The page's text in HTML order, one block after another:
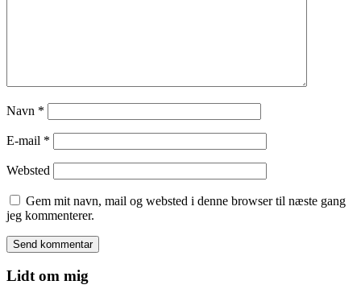
Navn *
E-mail *
Websted
Gem mit navn, mail og websted i denne browser til næste gang
jeg kommenterer.
Lidt om mig